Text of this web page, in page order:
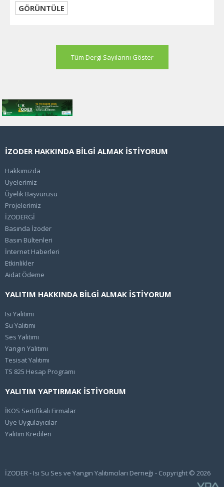
GÖRÜNTÜLE
Tüm Dergi Sayılarını Göster
İZODER HAKKINDA BİLGİ ALMAK İSTİYORUM
Hakkımızda
Üyelerimiz
Üyelik Başvurusu
Projelerimiz
İZODERGİ
Basında İzoder
Basın Bültenleri
İnternet Haberleri
Etkinlikler
Aidat Ödeme
YALITIM HAKKINDA BİLGİ ALMAK İSTİYORUM
Isı Yalıtımı
Su Yalıtımı
Ses Yalıtımı
Yangın Yalıtımı
Tesisat Yalıtımı
TS 825 Hesap Programı
YALITIM YAPTIRMAK İSTİYORUM
İKOS Sertifikalı Firmalar
Üye Uygulayıcılar
Yalıtım Kredileri
İZODER - Isı Su Ses ve Yangın Yalıtımcıları Derneği - Copyright © 2026